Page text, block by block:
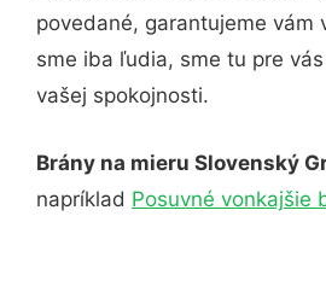
povedané, garantujeme vám
sme iba ľudia, sme tu pre
vašej spokojnosti.
Brány na mieru Slovenský
napríklad Posuvné vonkajšie